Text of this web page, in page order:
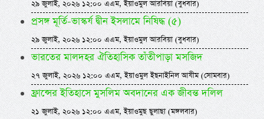
২৯ জুলাই, ২০২৬ ১২:০০ এএম, ইয়াওমুল আরবিয়া (বুধবার)
প্রসঙ্গ মূর্তি-ভাস্কর্য দ্বীন ইসলামে নিষিদ্ধ (৫)
২৯ জুলাই, ২০২৬ ১২:০০ এএম, ইয়াওমুল আরবিয়া (বুধবার)
ভারতের মালদহর ঐতিহাসিক তাঁতীপাড়া মসজিদ
২৭ জুলাই, ২০২৬ ১২:০০ এএম, ইয়াওমুল ইছনাইনিল আযীম (সোমবার)
ফ্রান্সের ইতিহাসে মুসলিম অবদানের এক জীবন্ত দলিল
২১ জুলাই, ২০২৬ ১২:০০ এএম, ইয়াওমুছ ছুলাছা (মঙ্গলবার)